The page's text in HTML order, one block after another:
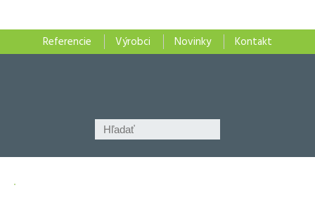
Referencie Výrobci Novinky Kontakt